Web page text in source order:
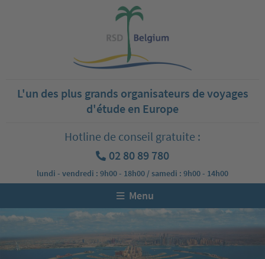
L'un des plus grands organisateurs de voyages
d'étude en Europe
Hotline de conseil gratuite :
02 80 89 780
lundi - vendredi : 9h00 - 18h00 / samedi : 9h00 - 14h00
Menu